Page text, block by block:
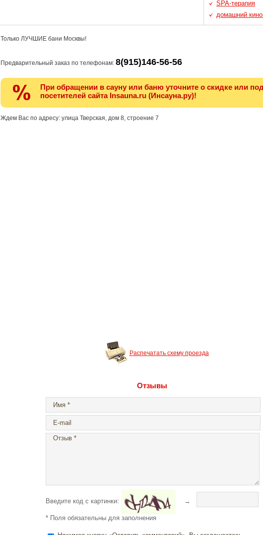
SPA-терапия
домашний
Только ЛУЧШИЕ бани Москвы!
Предварительный заказ по телефонам: 8(915)146-56-56
При обращении в сауну или баню уточните о скидке или
посетителей сайта Insauna.ru (Инсауна.ру)!
Ждем Вас по адресу: улица Тверская, дом 8, строение 7
Распечатать схему проезда
Отзывы
Введите код с картинки: →
* Поля обязательны для заполнения